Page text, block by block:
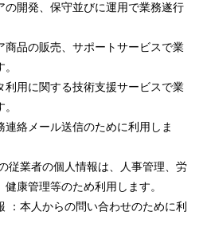
の開発、保守並びに運用で業務遂行
商品の販売、サポートサービスで業
。
利用に関する技術支援サービスで業
。
連絡メール送信のために利用しま
従業者の個人情報は、人事管理、労
康管理等のため利用します。
：本人からの問い合わせのために利